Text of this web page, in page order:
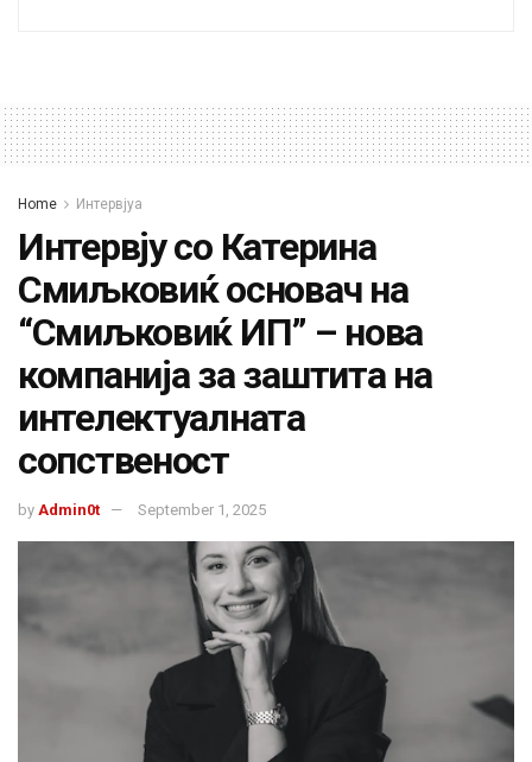
Home Интервјуа
Интервју со Катерина
Смиљковиќ основач на
“Смиљковиќ ИП” – нова
компанија за заштита на
интелектуалната
сопственост
by Admin0t September 1, 2025